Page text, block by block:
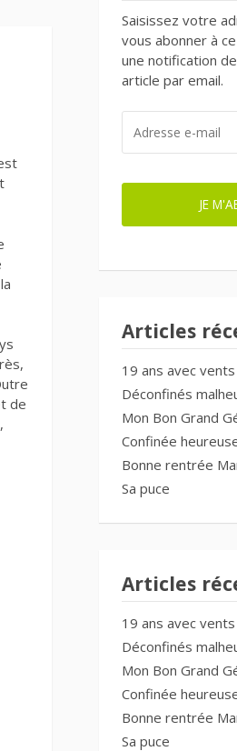
de
Saisissez votre
vous abonner à
une notification
article par email.
MAIL
JE
Articles
19 ans avec
Déconfinés
Mon Bon Grand
Confinée
Bonne rentrée
Sa puce
Articles
19 ans avec
Déconfinés
Mon Bon Grand
Confinée
Bonne rentrée
Sa puce